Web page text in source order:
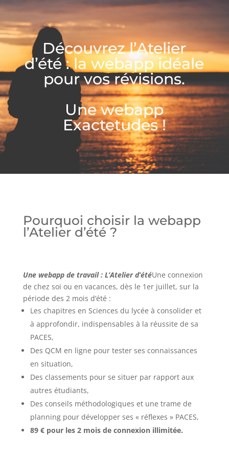
Découvrez l’Atelier
d’été :la webapp idéale
pour vos révisions.
Une webapp
Exactetudes !
Pourquoi choisir la webapp
l’Atelier d’été ?
Une webapp de travail : L’Atelier d’étéUne connexion
de chez soi ou en vacances, dès le 1er juillet, sur la
période des 2 mois d’été :
Les chapitres en Sciences du lycée à consolider et
à approfondir, indispensables à la réussite de sa
PACES,
Des QCM en ligne pour tester ses connaissances
en situation,
Des classements pour se situer par rapport aux
autres étudiants,
Des conseils méthodologiques et une trame de
planning pour développer ses « réflexes » PACES,
89 € pour les 2 mois de connexion illimitée.